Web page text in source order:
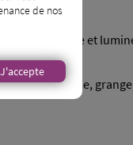
journée douce et
salle lumineuse,
de nos
J'accepte